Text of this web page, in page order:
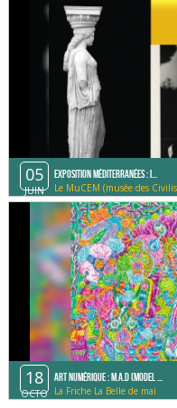
05
JUIN
Exposition Méditerranées : I...
Le MuCEM (musée des
Méditerranée)
18
OCTO
Art Numérique : M.A.D (Model ...
La Friche La Belle de mai